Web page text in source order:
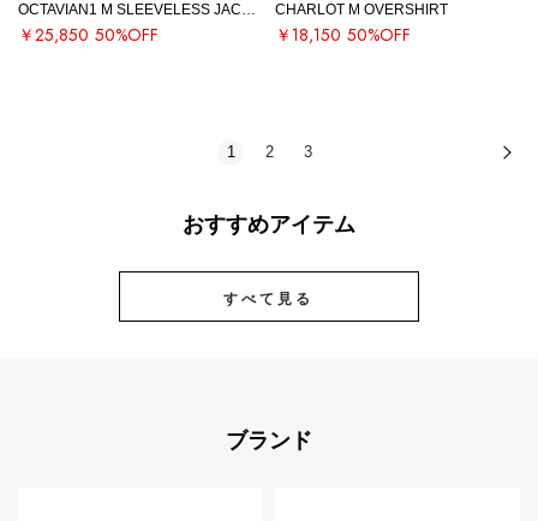
OCTAVIAN1 M SLEEVELESS JACKET
￥25,850 50%OFF
CHARLOT M OVERSHIRT
￥18,150 50%OFF
1 2 3
おすすめアイテム
すべて見る
ブランド